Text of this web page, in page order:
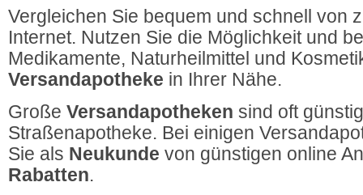
Vergleichen Sie bequem und schnell von
Internet. Nutzen Sie die Möglichkeit und
Medikamente, Naturheilmittel und
Versandapotheke in Ihrer Nähe.
Große Versandapotheken sind oft
Straßenapotheke. Bei einigen
Sie als Neukunde von günstigen online
Rabatten.